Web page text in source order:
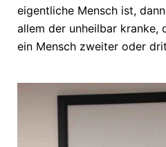
eigentliche Mensch ist,
allem der unheilbar kranke,
ein Mensch zweiter oder